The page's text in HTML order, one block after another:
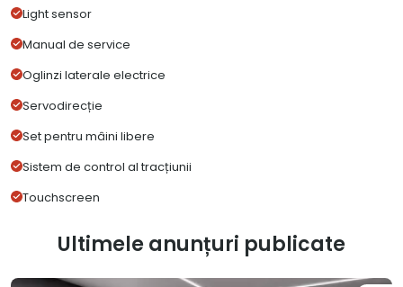
Light sensor
Manual de service
Oglinzi laterale electrice
Servodirecție
Set pentru mâini libere
Sistem de control al tracțiunii
Touchscreen
Ultimele anunțuri publicate